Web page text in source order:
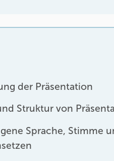
der Präsentation
Struktur von
Sprache, Stimme